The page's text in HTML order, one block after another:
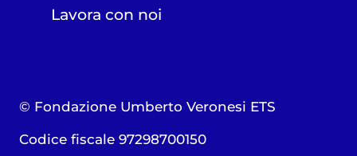
Lavora con noi
© Fondazione Umberto Veronesi ETS
Codice fiscale 97298700150